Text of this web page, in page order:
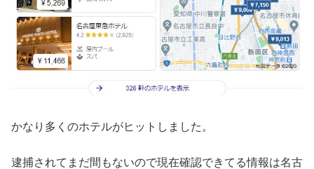
かなり多くのホテルがヒットしました。
逮捕されてまだ間もないので現在確認できてる情報は名古